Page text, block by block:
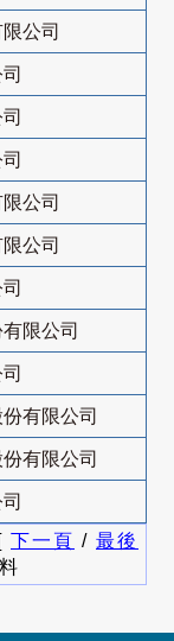
公司
公司
公司
限公司
有限公司
有限公司
[ 下一頁 / 最後